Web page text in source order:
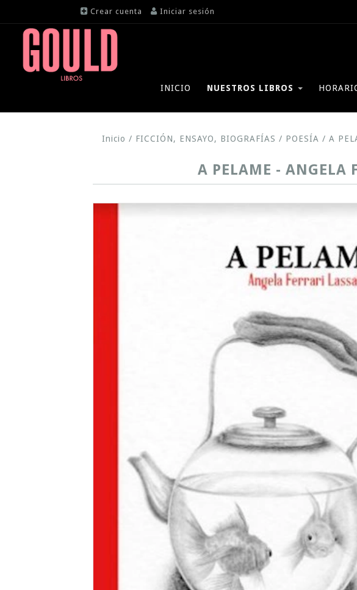
Crear cuenta Iniciar sesión
INICIO NUESTROS LIBROS
Inicio / FICCIÓN, ENSAYO, BIOGRAFÍAS / POESÍA / A
A PELAME - ANGELA